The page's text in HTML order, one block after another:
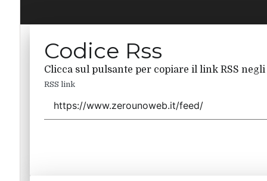
Codice Rss
Clicca sul pulsante per copiare il link RSS
RSS link